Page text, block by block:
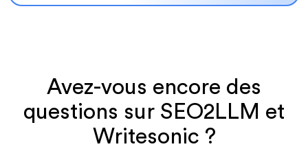
Avez-vous encore des
questions sur SEO2LLM et
Writesonic ?